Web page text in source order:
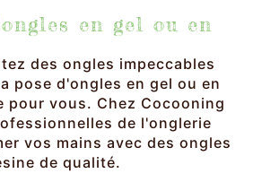
en gel ou en
des ongles impeccables
pose d'ongles en gel ou en
pour vous. Chez Cocooning
de l'onglerie
vos mains avec des ongles
de qualité.